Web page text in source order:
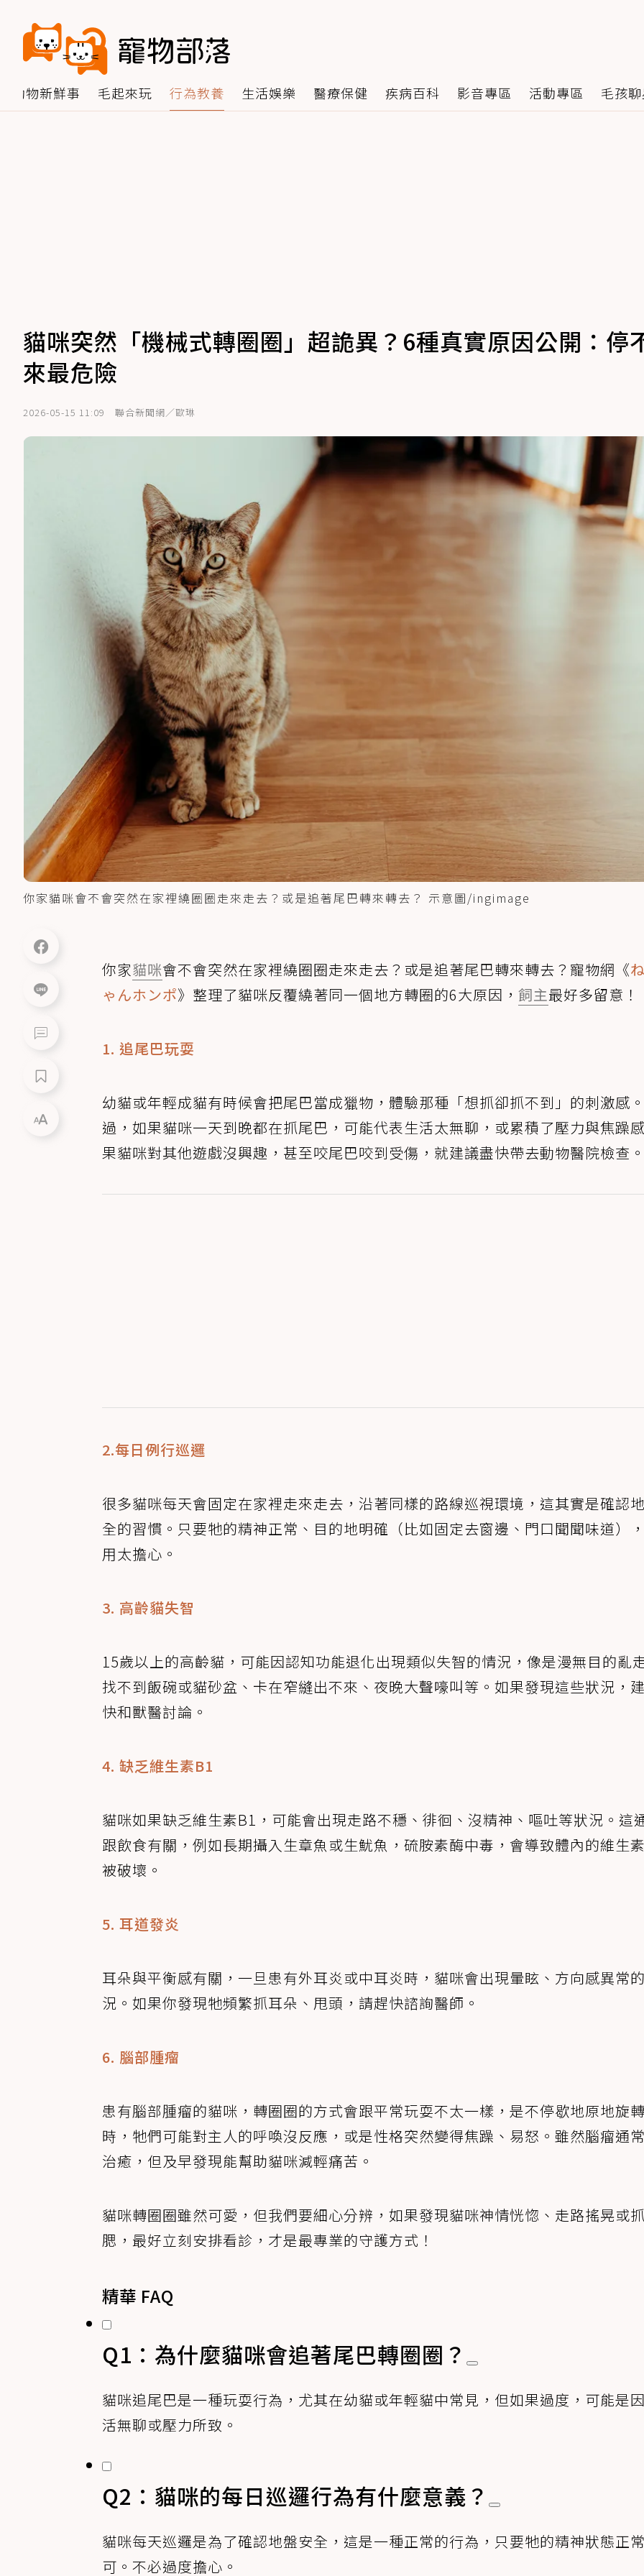
動物新鮮事 毛起來玩 行為教養 生活娛樂 醫療保健 疾病百科 影音專區 活動專區 毛孩
貓咪突然「機械式轉圈圈」超詭異？6種真實原因公開：停
來最危險
2026-05-15 11:09 聯合新聞網／歐琳
你家貓咪會不會突然在家裡繞圈圈走來走去？或是追著尾巴轉來轉去？ 示意圖/ingimage
你家貓咪會不會突然在家裡繞圈圈走來走去？或是追著尾巴轉來轉去？寵物網《
ゃんホンポ》整理了貓咪反覆繞著同一個地方轉圈的6大原因， 飼主最好多留意！
1. 追尾巴玩耍
幼貓或年輕成貓有時候會把尾巴當成獵物，體驗那種「想抓卻抓不到」的刺激感
過，如果貓咪一天到晚都在抓尾巴，可能代表生活太無聊，或累積了壓力與焦躁
果貓咪對其他遊戲沒興趣，甚至咬尾巴咬到受傷，就建議盡快帶去動物醫院檢查。
2.每日例行巡邏
很多貓咪每天會固定在家裡走來走去，沿著同樣的路線巡視環境，這其實是確認
全的習慣。只要牠的精神正常、目的地明確（比如固定去窗邊、門口聞聞味道）
用太擔心。
3. 高齡貓失智
15歲以上的高齡貓，可能因認知功能退化出現類似失智的情況，像是漫無目的亂
找不到飯碗或貓砂盆、卡在窄縫出不來、夜晚大聲嚎叫等。如果發現這些狀況，
快和獸醫討論。
4. 缺乏維生素B1
貓咪如果缺乏維生素B1，可能會出現走路不穩、徘徊、沒精神、嘔吐等狀況。這
跟飲食有關，例如長期攝入生章魚或生魷魚，硫胺素酶中毒，會導致體內的維生
被破壞。
5. 耳道發炎
耳朵與平衡感有關，一旦患有外耳炎或中耳炎時，貓咪會出現暈眩、方向感異常
況。如果你發現牠頻繁抓耳朵、甩頭，請趕快諮詢醫師。
6. 腦部腫瘤
患有腦部腫瘤的貓咪，轉圈圈的方式會跟平常玩耍不太一樣，是不停歇地原地旋
時，牠們可能對主人的呼喚沒反應，或是性格突然變得焦躁、易怒。雖然腦瘤通
治癒，但及早發現能幫助貓咪減輕痛苦。
貓咪轉圈圈雖然可愛，但我們要細心分辨，如果發現貓咪神情恍惚、走路搖晃或
腮，最好立刻安排看診，才是最專業的守護方式！
精華 FAQ
Q1：為什麼貓咪會追著尾巴轉圈圈？
貓咪追尾巴是一種玩耍行為，尤其在幼貓或年輕貓中常見，但如果過度，可能是
活無聊或壓力所致。
Q2：貓咪的每日巡邏行為有什麼意義？
貓咪每天巡邏是為了確認地盤安全，這是一種正常的行為，只要牠的精神狀態正
可。不必過度擔心。